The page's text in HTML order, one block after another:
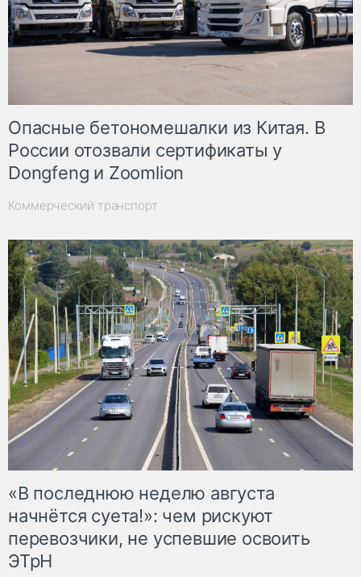
Опасные бетономешалки из Китая. В
России отозвали сертификаты у
Dongfeng и Zoomlion
Коммерческий транспорт
«В последнюю неделю августа
начнётся суета!»: чем рискуют
перевозчики, не успевшие освоить
ЭТрН